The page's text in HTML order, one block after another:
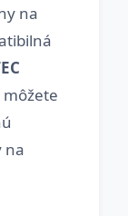
na
môžete
na